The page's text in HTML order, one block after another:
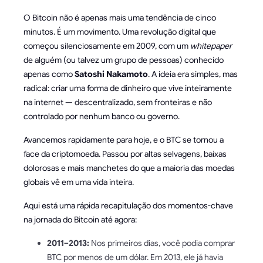
O Bitcoin não é apenas mais uma tendência de cinco
minutos. É um movimento. Uma revolução digital que
começou silenciosamente em 2009, com um whitepaper
de alguém (ou talvez um grupo de pessoas) conhecido
apenas comoSatoshi Nakamoto. A ideia era simples, mas
radical: criar uma forma de dinheiro que vive inteiramente
na internet — descentralizado, sem fronteiras e não
controlado por nenhum banco ou governo.
Avancemos rapidamente para hoje, e o BTC se tornou a
face da criptomoeda. Passou por altas selvagens, baixas
dolorosas e mais manchetes do que a maioria das moedas
globais vê em uma vida inteira.
Aqui está uma rápida recapitulação dos momentos-chave
na jornada do Bitcoin até agora:
2011–2013: Nos primeiros dias, você podia comprar
BTC por menos de um dólar. Em 2013, ele já havia